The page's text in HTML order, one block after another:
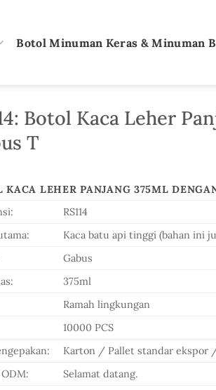
Botol Minuman Keras & Minuman
Botol Kaca Leher
T
KACA LEHER PANJANG 375ML
RS114
Kaca batu api tinggi (bahan ini
Gabus
375ml
Ramah lingkungan
10000 PCS
Karton / Pallet standar ekspor
Selamat datang.